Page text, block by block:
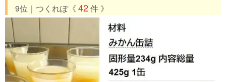
9位｜つくれぽ《 42 件 》